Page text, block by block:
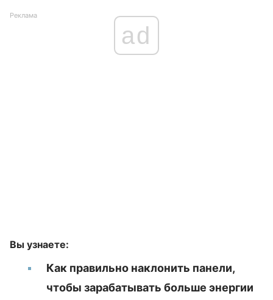
Реклама
ad
Вы узнаете:
Как правильно наклонить панели,
чтобы зарабатывать больше энергии